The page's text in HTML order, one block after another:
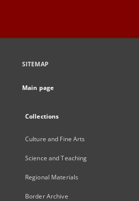
SITEMAP
Main page
Collections
Culture and Fine Arts
Science and Teaching
Regional Materials
Border Archive